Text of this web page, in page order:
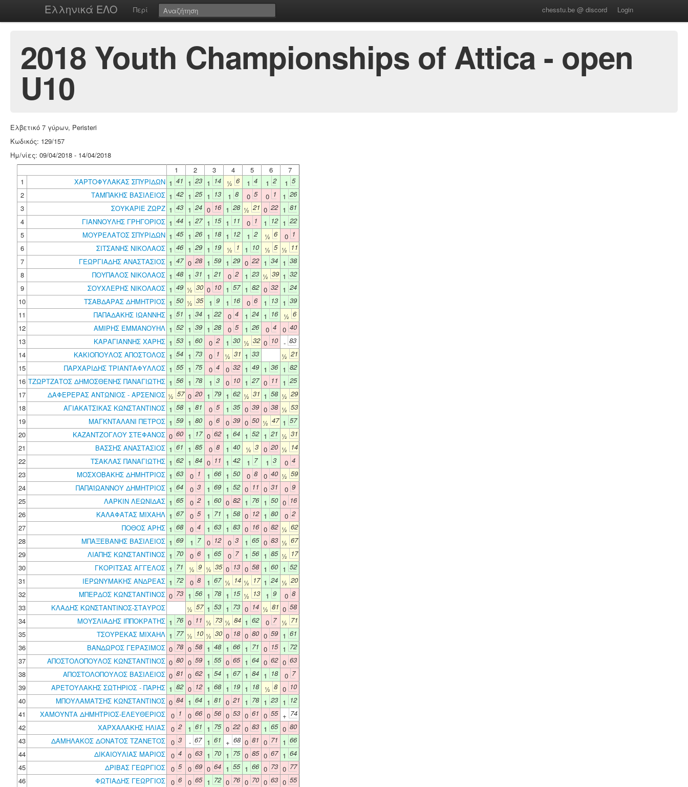
Ελληνικά ΕΛΟ Περί chesstu.be @ discord Login
2018 Youth Championships of Attica - open
U10
Ελβετικό 7 γύρων, Peristeri
Κωδικός: 129/157
Ημ/νίες: 09/04/2018 - 14/04/2018
1
2 3 4 5 6
7
1
ΧΑΡΤΟΦΥΛΑΚΑΣ ΣΠΥΡΙΔΩΝ 1 41 1 23 1 14 ½ 6 1 4 1 2 1 5
2
ΤΑΜΠΑΚΗΣ ΒΑΣΙΛΕΙΟΣ 1 42 1 25 1 13 1 8 0 5 0 1 1 26
3
ΣΟΥΚΑΡΙΕ ΖΩΡΖ 1 43 1 24 0 16 1 28 ½ 21 0 22 1 81
4
ΓΙΑΝΝΟΥΛΗΣ ΓΡΗΓΟΡΙΟΣ 1 44 1 27 1 15 1 11 0 1 1 12 1 22
5
ΜΟΥΡΕΛΑΤΟΣ ΣΠΥΡΙΔΩΝ 1 45 1 26 1 18 1 12 1 2 ½ 6 0 1
6
ΣΙΤΣΑΝΗΣ ΝΙΚΟΛΑΟΣ 1 46 1 29 1 19 ½ 1 1 10 ½ 5 ½ 11
7
ΓΕΩΡΓΙΑΔΗΣ ΑΝΑΣΤΑΣΙΟΣ 1 47 0 28 1 59 1 29 0 22 1 34 1 38
8
ΠΟΥΠΑΛΟΣ ΝΙΚΟΛΑΟΣ 1 48 1 31 1 21 0 2 1 23 ½ 39 1 32
9
ΣΟΥΧΛΕΡΗΣ ΝΙΚΟΛΑΟΣ 1 49 ½ 30 0 10 1 57 1 82 0 32 1 24
10
ΤΣΑΒΔΑΡΑΣ ΔΗΜΗΤΡΙΟΣ 1 50 ½ 35 1 9 1 16 0 6 1 13 1 39
11
ΠΑΠΑΔΑΚΗΣ ΙΩΑΝΝΗΣ 1 51 1 34 1 22 0 4 1 24 1 16 ½ 6
12
ΑΜΙΡΗΣ ΕΜΜΑΝΟΥΗΛ 1 52 1 39 1 28 0 5 1 26 0 4 0 40
13
ΚΑΡΑΓΙΑΝΝΗΣ ΧΑΡΗΣ 1 53 1 60 0 2 1 30 ½ 32 0 10 - 83
14
ΚΑΚΙΟΠΟΥΛΟΣ ΑΠΟΣΤΟΛΟΣ 1 54 1 73 0 1 ½ 31 1 33 ½ 21
15
ΠΑΡΧΑΡΙΔΗΣ ΤΡΙΑΝΤΑΦΥΛΛΟΣ 1 55 1 75 0 4 0 32 1 49 1 36 1 82
16 ΤΖΩΡΤΖΑΤΟΣ ΔΗΜΟΣΘΕΝΗΣ ΠΑΝΑΓΙΩΤΗΣ 1 56 1 78 1 3 0 10 1 27 0 11 1 25
17
ΔΑΦΕΡΕΡΑΣ ΑΝΤΩΝΙΟΣ - ΑΡΣΕΝΙΟΣ ½ 57 0 20 1 79 1 62 ½ 31 1 58 ½ 29
18
ΑΓΙΑΚΑΤΣΙΚΑΣ ΚΩΝΣΤΑΝΤΙΝΟΣ 1 58 1 81 0 5 1 35 0 39 0 38 ½ 53
19
ΜΑΓΚΝΤΑΛΑΝΙ ΠΕΤΡΟΣ 1 59 1 80 0 6 0 39 0 50 ½ 47 1 57
20
ΚΑΖΑΝΤΖΟΓΛΟΥ ΣΤΕΦΑΝΟΣ 0 60 1 17 0 62 1 64 1 52 1 21 ½ 31
21
ΒΑΣΣΗΣ ΑΝΑΣΤΑΣΙΟΣ 1 61 1 85 0 8 1 40 ½ 3 0 20 ½ 14
22
ΤΣΑΚΛΑΣ ΠΑΝΑΓΙΩΤΗΣ 1 62 1 84 0 11 1 42 1 7 1 3 0 4
23
ΜΟΣΧΟΒΑΚΗΣ ΔΗΜΗΤΡΙΟΣ 1 63 0 1 1 66 1 50 0 8 0 40 ½ 59
24
ΠΑΠΑΪΩΑΝΝΟΥ ΔΗΜΗΤΡΙΟΣ 1 64 0 3 1 69 1 52 0 11 0 31 0 9
25
ΛΑΡΚΙΝ ΛΕΩΝΙΔΑΣ 1 65 0 2 1 60 0 82 1 76 1 50 0 16
26
ΚΑΛΑΦΑΤΑΣ ΜΙΧΑΗΛ 1 67 0 5 1 71 1 58 0 12 1 80 0 2
27
ΠΟΘΟΣ ΑΡΗΣ 1 68 0 4 1 63 1 83 0 16 0 82 ½ 62
28
ΜΠΑΞΕΒΑΝΗΣ ΒΑΣΙΛΕΙΟΣ 1 69 1 7 0 12 0 3 1 65 0 83 ½ 67
29
ΛΙΑΠΗΣ ΚΩΝΣΤΑΝΤΙΝΟΣ 1 70 0 6 1 65 0 7 1 56 1 85 ½ 17
30
ΓΚΟΡΙΤΣΑΣ ΑΓΓΕΛΟΣ 1 71 ½ 9 ½ 35 0 13 0 58 1 60 1 52
31
ΙΕΡΩΝΥΜΑΚΗΣ ΑΝΔΡΕΑΣ 1 72 0 8 1 67 ½ 14 ½ 17 1 24 ½ 20
32
ΜΠΕΡΔΟΣ ΚΩΝΣΤΑΝΤΙΝΟΣ 0 73 1 56 1 78 1 15 ½ 13 1 9 0 8
33
ΚΛΑΔΗΣ ΚΩΝΣΤΑΝΤΙΝΟΣ-ΣΤΑΥΡΟΣ ½ 57 1 53 1 73 0 14 ½ 81 0 58
34
ΜΟΥΣΛΙΑΔΗΣ ΙΠΠΟΚΡΑΤΗΣ 1 76 0 11 ½ 73 ½ 84 1 62 0 7 ½ 71
35
ΤΣΟΥΡΕΚΑΣ ΜΙΧΑΗΛ 1 77 ½ 10 ½ 30 0 18 0 80 0 59 1 61
36
ΒΑΝΔΩΡΟΣ ΓΕΡΑΣΙΜΟΣ 0 78 0 58 1 48 1 66 1 71 0 15 1 72
37
ΑΠΟΣΤΟΛΟΠΟΥΛΟΣ ΚΩΝΣΤΑΝΤΙΝΟΣ 0 80 0 59 1 55 0 65 1 64 0 62 0 63
38
ΑΠΟΣΤΟΛΟΠΟΥΛΟΣ ΒΑΣΙΛΕΙΟΣ 0 81 0 62 1 54 1 67 1 84 1 18 0 7
39
ΑΡΕΤΟΥΛΑΚΗΣ ΣΩΤΗΡΙΟΣ - ΠΑΡΗΣ 1 82 0 12 1 68 1 19 1 18 ½ 8 0 10
40
ΜΠΟΥΛΑΜΑΤΣΗΣ ΚΩΝΣΤΑΝΤΙΝΟΣ 0 84 1 64 1 81 0 21 1 78 1 23 1 12
41
ΧΑΜΟΥΝΤΑ ΔΗΜΗΤΡΙΟΣ-ΕΛΕΥΘΕΡΙΟΣ 0 1 0 66 0 56 0 53 0 61 0 55 + 74
42
ΧΑΡΧΑΛΑΚΗΣ ΗΛΙΑΣ 0 2 1 61 1 75 0 22 0 83 1 65 0 80
43
ΔΑΜΗΛΑΚΟΣ ΔΟΝΑΤΟΣ ΤΖΑΝΕΤΟΣ 0 3 - 67 1 61 + 68 0 81 0 71 1 66
44
ΔΙΚΑΙΟΥΛΙΑΣ ΜΑΡΙΟΣ 0 4 0 63 1 70 1 75 0 85 0 67 1 64
45
ΔΡΙΒΑΣ ΓΕΩΡΓΙΟΣ 0 5 0 69 0 64 1 55 1 66 0 73 0 77
46
ΦΩΤΙΑΔΗΣ ΓΕΩΡΓΙΟΣ 0 6 0 65 1 72 0 76 0 70 0 63 0 55